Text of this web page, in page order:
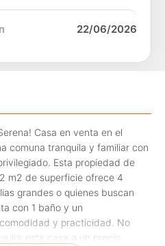
22/06/2026
Casa en venta en el
comuna tranquila y familiar con
Esta propiedad de
m2 de superficie ofrece 4
grandes o quienes buscan
con 1 baño y un
y practicidad. No
esta casa a un precio